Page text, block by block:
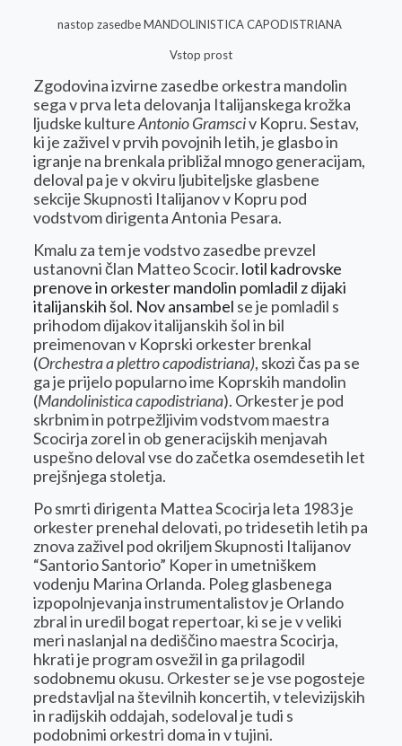
nastop zasedbe MANDOLINISTICA CAPODISTRIANA
Vstop prost
Zgodovina izvirne zasedbe orkestra mandolin
sega v prva leta delovanja Italijanskega krožka
ljudske kultureAntonio Gramsciv Kopru. Sestav,
ki je zaživel v prvih povojnih letih, je glasbo in
igranje na brenkala približal mnogo generacijam,
deloval pa je v okviru ljubiteljske glasbene
sekcije Skupnosti Italijanov v Kopru pod
vodstvom dirigenta Antonia Pesara.
Kmalu za tem je vodstvo zasedbe prevzel
ustanovni član Matteo Scocir. lotil kadrovske
prenove in orkester mandolin pomladil z dijaki
italijanskih šol. Nov ansambel se je pomladil s
prihodom dijakov italijanskih šol in bil
preimenovan v Koprski orkester brenkal
(Orchestra a plettro capodistriana), skozi čas pa se
ga je prijelo popularno ime Koprskih mandolin
(Mandolinistica capodistriana). Orkester je pod
skrbnim in potrpežljivim vodstvom maestra
Scocirja zorel in ob generacijskih menjavah
uspešno deloval vse do začetka osemdesetih let
prejšnjega stoletja.
Po smrti dirigenta Mattea Scocirja leta 1983 je
orkester prenehal delovati, po tridesetih letih pa
znova zaživel pod okriljem Skupnosti Italijanov
“Santorio Santorio” Koper in umetniškem
vodenju Marina Orlanda. Poleg glasbenega
izpopolnjevanja instrumentalistov je Orlando
zbral in uredil bogat repertoar, ki se je v veliki
meri naslanjal na dediščino maestra Scocirja,
hkrati je program osvežil in ga prilagodil
sodobnemu okusu. Orkester se je vse pogosteje
predstavljal na številnih koncertih, v televizijskih
in radijskih oddajah, sodeloval je tudi s
podobnimi orkestri doma in v tujini.